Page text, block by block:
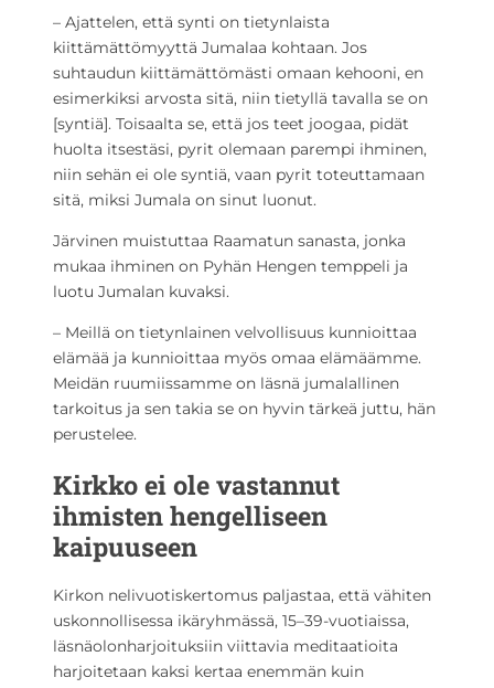
– Ajattelen, että synti on tietynlaista
kiittämättömyyttä Jumalaa kohtaan. Jos
suhtaudun kiittämättömästi omaan kehooni, en
esimerkiksi arvosta sitä, niin tietyllä tavalla se on
[syntiä]. Toisaalta se, että jos teet joogaa, pidät
huolta itsestäsi, pyrit olemaan parempi ihminen,
niin sehän ei ole syntiä, vaan pyrit toteuttamaan
sitä, miksi Jumala on sinut luonut.
Järvinen muistuttaa Raamatun sanasta, jonka
mukaa ihminen on Pyhän Hengen temppeli ja
luotu Jumalan kuvaksi.
– Meillä on tietynlainen velvollisuus kunnioittaa
elämää ja kunnioittaa myös omaa elämäämme.
Meidän ruumiissamme on läsnä jumalallinen
tarkoitus ja sen takia se on hyvin tärkeä juttu, hän
perustelee.
Kirkko ei ole vastannut
ihmisten hengelliseen
kaipuuseen
Kirkon nelivuotiskertomus paljastaa, että vähiten
uskonnollisessa ikäryhmässä, 15–39-vuotiaissa,
läsnäolonharjoituksiin viittavia meditaatioita
harjoitetaan kaksi kertaa enemmän kuin